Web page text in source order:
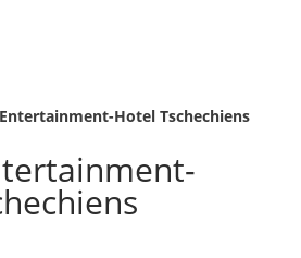
Hotel Tschechiens